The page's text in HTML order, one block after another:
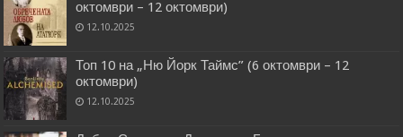
октомври – 12 октомври)
12.10.2025
Топ 10 на „Ню Йорк Таймс” (6 октомври – 12
октомври)
12.10.2025